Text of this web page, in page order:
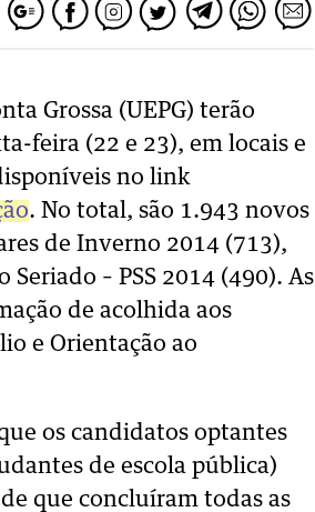
Grossa (UEPG) terão
feira (22 e 23), em locais e
no link
. No total, são 1.943 novos
de Inverno 2014 (713),
– PSS 2014 (490). As
de acolhida aos
e Orientação ao
os candidatos optantes
de escola pública)
que concluíram todas as